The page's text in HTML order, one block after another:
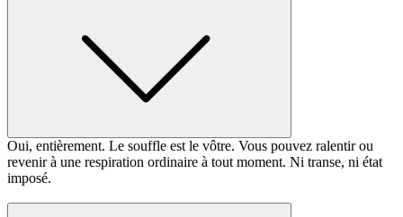
Oui, entièrement. Le souffle est le vôtre. Vous pouvez ralentir ou
revenir à une respiration ordinaire à tout moment. Ni transe, ni état
imposé.